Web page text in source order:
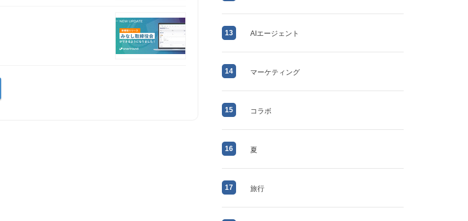
13 AIエージェント
14 マーケティング
15 コラボ
16 夏
17 旅行